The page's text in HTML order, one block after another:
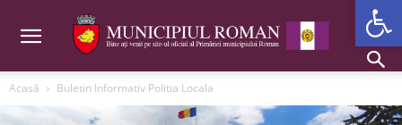
Acasă Buletin Informativ Politia Locala